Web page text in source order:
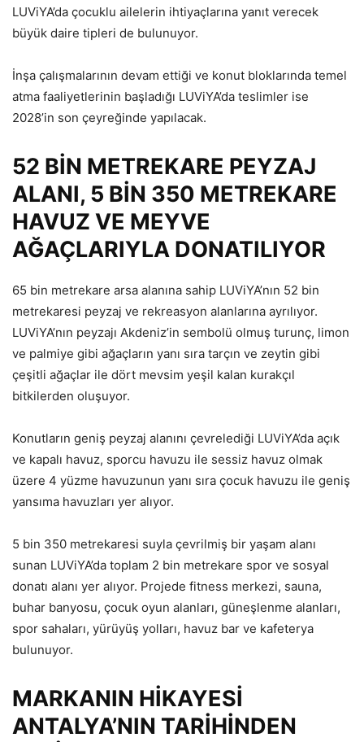
LUViYA’da çocuklu ailelerin ihtiyaçlarına yanıt verecek
büyük daire tipleri de bulunuyor.
İnşa çalışmalarının devam ettiği ve konut bloklarında temel
atma faaliyetlerinin başladığı LUViYA’da teslimler ise
2028’in son çeyreğinde yapılacak.
52 BİN METREKARE PEYZAJ
ALANI, 5 BİN 350 METREKARE
HAVUZ VE MEYVE
AĞAÇLARIYLA DONATILIYOR
65 bin metrekare arsa alanına sahip LUViYA’nın 52 bin
metrekaresi peyzaj ve rekreasyon alanlarına ayrılıyor.
LUViYA’nın peyzajı Akdeniz’in sembolü olmuş turunç, limon
ve palmiye gibi ağaçların yanı sıra tarçın ve zeytin gibi
çeşitli ağaçlar ile dört mevsim yeşil kalan kurakçıl
bitkilerden oluşuyor.
Konutların geniş peyzaj alanını çevrelediği LUViYA’da açık
ve kapalı havuz, sporcu havuzu ile sessiz havuz olmak
üzere 4 yüzme havuzunun yanı sıra çocuk havuzu ile geniş
yansıma havuzları yer alıyor.
5 bin 350 metrekaresi suyla çevrilmiş bir yaşam alanı
sunan LUViYA’da toplam 2 bin metrekare spor ve sosyal
donatı alanı yer alıyor. Projede fitness merkezi, sauna,
buhar banyosu, çocuk oyun alanları, güneşlenme alanları,
spor sahaları, yürüyüş yolları, havuz bar ve kafeterya
bulunuyor.
MARKANIN HİKAYESİ
ANTALYA’NIN TARİHİNDEN